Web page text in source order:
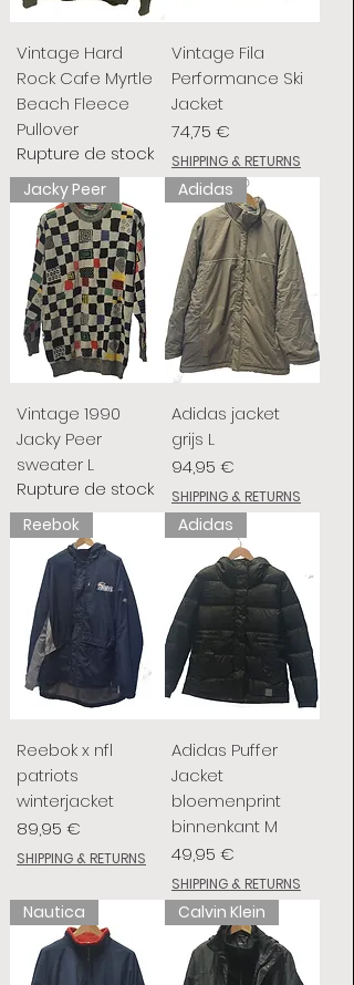
Vintage Hard
Rock Cafe Myrtle
Beach Fleece
Pullover
Rupture de stock
Vintage Fila
Performance Ski
Jacket
Prix
74,75 €
SHIPPING & RETURNS
Jacky Peer
Vintage 1990
Jacky Peer
sweater L
Rupture de stock
Adidas
Adidas jacket
grijs L
Prix
94,95 €
SHIPPING & RETURNS
Reebok
Reebok x nfl
patriots
winterjacket
Prix
89,95 €
SHIPPING & RETURNS
Adidas
Adidas Puffer
Jacket
bloemenprint
binnenkant M
Prix
49,95 €
SHIPPING & RETURNS
Nautica Calvin Klein